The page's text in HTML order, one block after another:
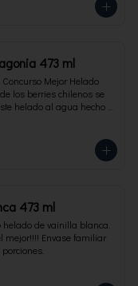
473 ml
Mejor Helado
los berries chilenos se
helado al agua hecho
473 ml
helado de vainilla blanca.
mejor!!!! Envase familiar